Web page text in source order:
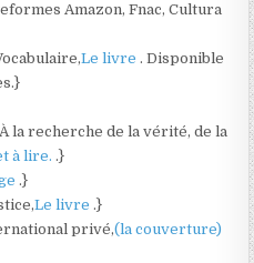
Amazon, Fnac, Cultura
Le livre. Disponible
la recherche de la vérité, de la
à lire..}
.}
Le livre.}
privé,(la couverture)